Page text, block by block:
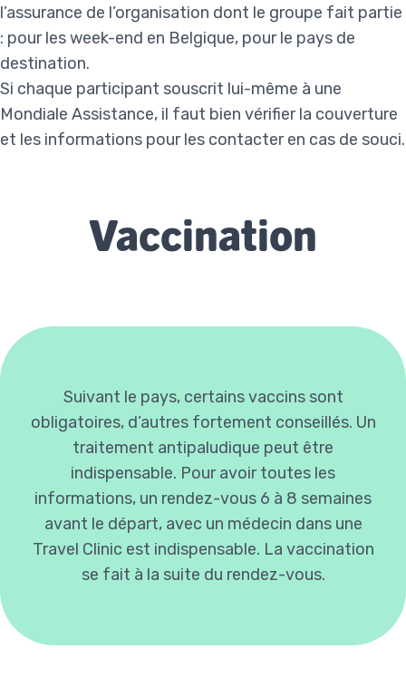
l’assurance de l’organisation dont le groupe fait partie
: pour les week-end en Belgique, pour le pays de
destination.
Si chaque participant souscrit lui-même à une
Mondiale Assistance, il faut bien vérifier la couverture
et les informations pour les contacter en cas de souci.
Vaccination
Suivant le pays, certains vaccins sont
obligatoires, d’autres fortement conseillés. Un
traitement antipaludique peut être
indispensable. Pour avoir toutes les
informations, un rendez-vous 6 à 8 semaines
avant le départ, avec un médecin dans une
Travel Clinic est indispensable. La vaccination
se fait à la suite du rendez-vous.